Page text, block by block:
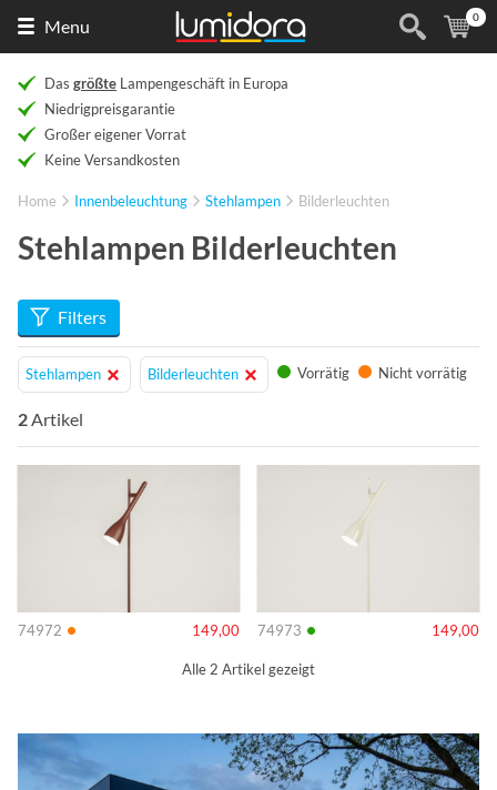
Menu (
0
Das größte Lampengeschäft in Europa
Niedrigpreisgarantie
Großer eigener Vorrat
Keine Versandkosten
Home Innenbeleuchtung Stehlampen Bilderleuchten
Stehlampen Bilderleuchten
Filters
Stehlampen Bilderleuchten Vorrätig Nicht vorrätig
2Artikel
74972 • 149,00
Info
74973 • 149,00
Info
Alle 2 Artikel gezeigt